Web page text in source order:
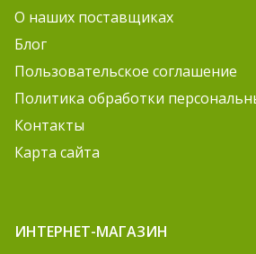
О наших поставщиках
Блог
Пользовательское соглашение
Политика обработки
Контакты
Карта сайта
ИНТЕРНЕТ-МАГАЗИН